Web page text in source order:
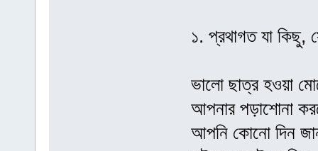
১. প্রথাগত যা কিছু,
ভালো ছাত্র হওয়া
আপনার পড়াশোনা
আপনি কোনো দিন